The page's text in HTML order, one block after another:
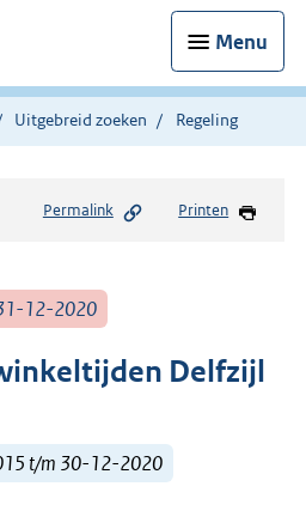
Menu
Uitgebreid zoeken Regeling
Permalink Printen
31-12-2020
Delfzijl
t/m 30-12-2020